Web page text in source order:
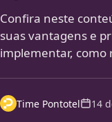
Confira neste
suas vantagens e
implementar,
Time Pontotel 14